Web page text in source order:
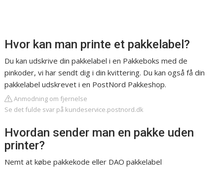
Hvor kan man printe et pakkelabel?
Du kan udskrive din pakkelabel i en Pakkeboks med de
pinkoder, vi har sendt dig i din kvittering. Du kan også få din
pakkelabel udskrevet i en PostNord Pakkeshop.
Anmodning om fjernelse
Se det fulde svar på kundeservice.postnord.dk
Hvordan sender man en pakke uden
printer?
Nemt at købe pakkekode eller DAO pakkelabel